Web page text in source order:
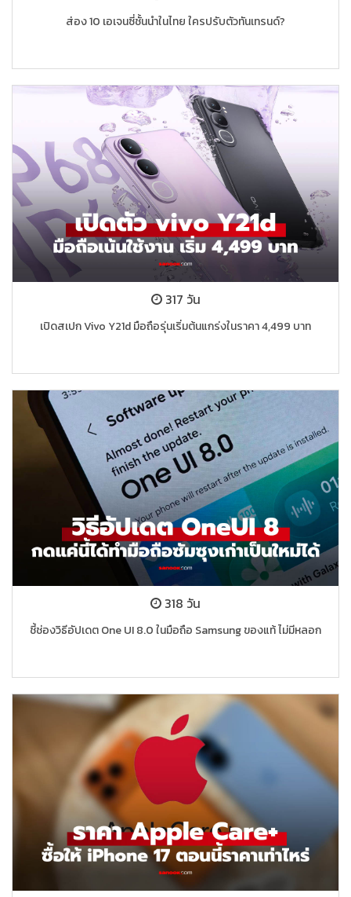
ส่อง 10 เอเจนซี่ชั้นนำในไทย ใครปรับตัวทันเทรนด์?
317 วัน
เปิดสเปก Vivo Y21d มือถือรุ่นเริ่มต้นแกร่งในราคา 4,499 บาท
318 วัน
ชี้ช่องวิธีอัปเดต One UI 8.0 ในมือถือ Samsung ของแท้ ไม่มีหลอก